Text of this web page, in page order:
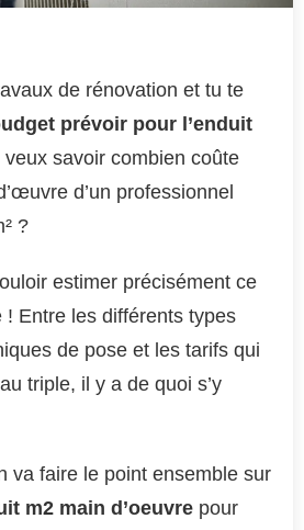
de rénovation et tu te
prévoir pour l’enduit
veux savoir combien coûte
d’un professionnel
?
estimer précisément ce
! Entre les différents types
de pose et les tarifs qui
triple, il y a de quoi s’y
va faire le point ensemble sur
m2 main d’oeuvre pour